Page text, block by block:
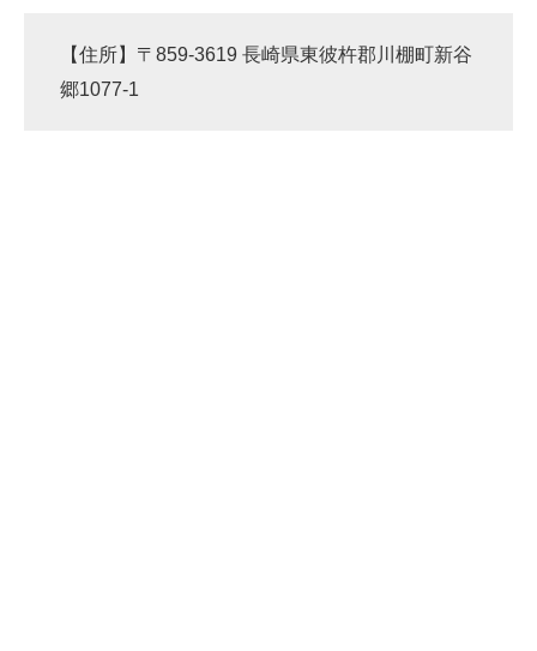
【住所】〒859-3619 長崎県東彼杵郡川棚町新谷
郷1077-1